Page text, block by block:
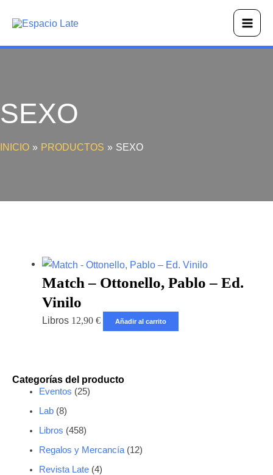
Main
SEXO
INICIO PRODUCTOS SEXO
Categorías del producto
Eventos (25)
Lab (8)
Libros (458)
Regalos y Mercancía (12)
Revista Late (4)
Match – Ottonello, Pablo – Ed.
Vinilo
Libros 12,90€ Añadir al carrito